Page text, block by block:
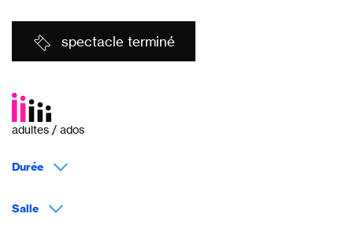
spectacle terminé
adultes / ados
Durée
Salle